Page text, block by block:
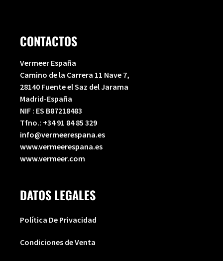
CONTACTOS
Vermeer España
Camino de la Carrera 11 Nave 7,
28140 Fuente el Saz del Jarama
Madrid-España
NIF : ES B87218483
Tfno.: +34 91 84 85 329
info@vermeerespana.es
www.vermeerespana.es
www.vermeer.com
DATOS LEGALES
Política De Privacidad
Condiciones de Venta